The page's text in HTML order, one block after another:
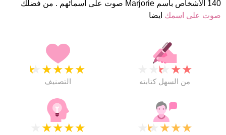
140 الأشخاص بأسم Marjorie صوت على اسمائهم . من فضلك
صوت على اسمك ايضا
★
★
★
★
★
التصنيف
★
★
★
من السهل كتابته
★
★
★
★ ★
★
★
★